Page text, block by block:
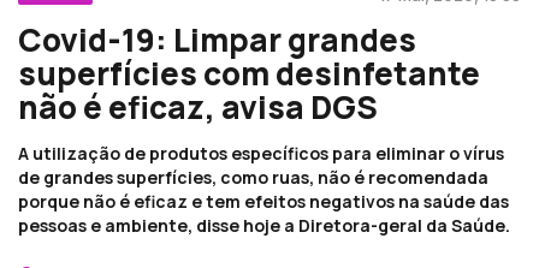
Covid-19: Limpar grandes
superfícies com desinfetante
não é eficaz, avisa DGS
A utilização de produtos específicos para eliminar o vírus
de grandes superfícies, como ruas, não é recomendada
porque não é eficaz e tem efeitos negativos na saúde das
pessoas e ambiente, disse hoje a Diretora-geral da Saúde.